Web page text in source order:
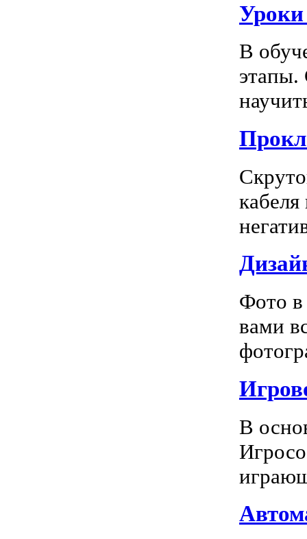
В
этапы.
Фото в
вами
В